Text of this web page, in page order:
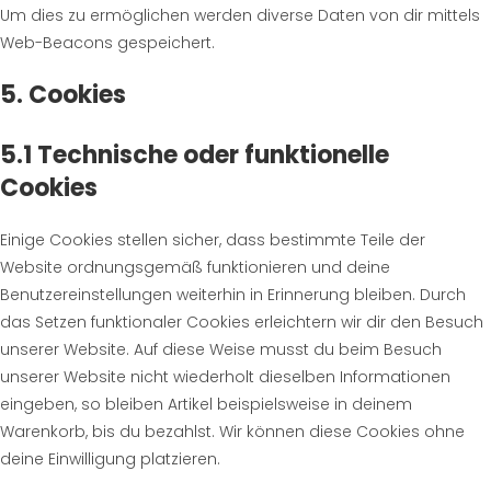
Um dies zu ermöglichen werden diverse Daten von dir mittels
Web-Beacons gespeichert.
5. Cookies
5.1 Technische oder funktionelle
Cookies
Einige Cookies stellen sicher, dass bestimmte Teile der
Website ordnungsgemäß funktionieren und deine
Benutzereinstellungen weiterhin in Erinnerung bleiben. Durch
das Setzen funktionaler Cookies erleichtern wir dir den Besuch
unserer Website. Auf diese Weise musst du beim Besuch
unserer Website nicht wiederholt dieselben Informationen
eingeben, so bleiben Artikel beispielsweise in deinem
Warenkorb, bis du bezahlst. Wir können diese Cookies ohne
deine Einwilligung platzieren.